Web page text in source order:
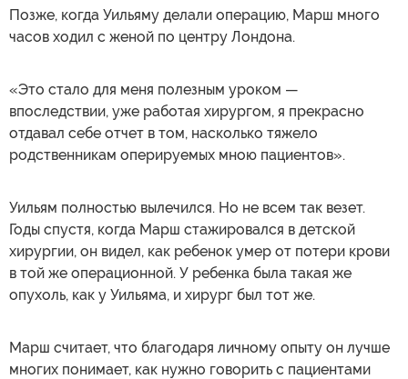
Позже, когда Уильяму делали операцию, Марш много
часов ходил с женой по центру Лондона.
«Это стало для меня полезным уроком —
впоследствии, уже работая хирургом, я прекрасно
отдавал себе отчет в том, насколько тяжело
родственникам оперируемых мною пациентов».
Уильям полностью вылечился. Но не всем так везет.
Годы спустя, когда Марш стажировался в детской
хирургии, он видел, как ребенок умер от потери крови
в той же операционной. У ребенка была такая же
опухоль, как у Уильяма, и хирург был тот же.
Марш считает, что благодаря личному опыту он лучше
многих понимает, как нужно говорить с пациентами